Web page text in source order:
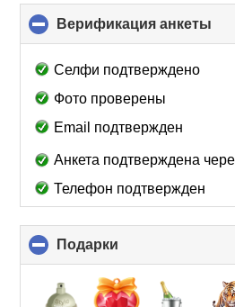
Верификация анкеты
to
Селфи подтверждено
Фото проверены
Email подтвержден
Анкета подтверждена
Телефон подтвержден
Подарки
to
collapse
contents